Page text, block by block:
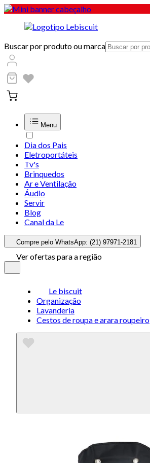
Buscar por produto ou marca
Menu
Dia dos Pais
Eletroportáteis
Tv's
Brinquedos
Ar e Ventilação
Áudio
Servir
Blog
Canal da Le
Compre pelo WhatsApp: (21) 97971-2181
Ver ofertas para a região
Le biscuit
Organização
Lavanderia
Cestos de roupa e arara roupeiro